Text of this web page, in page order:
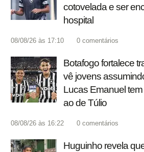
cotovelada e ser
hospital
08/08/26 às 17:10 0 comentários
Botafogo fortalece
vê jovens
Lucas Emanuel
ao de Túlio
08/08/26 às 16:22 0 comentários
Huguinho revela